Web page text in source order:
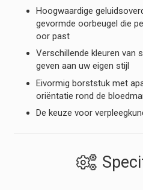
Hoogwaardige
gevormde oorbeugel die
oor past
Verschillende kleuren van
geven aan uw eigen stijl
Eivormig borststuk met
oriëntatie rond de
De keuze voor